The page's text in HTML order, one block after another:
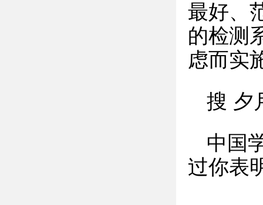
最好、
的检测
虑而实
搜 夕
中国
过你表